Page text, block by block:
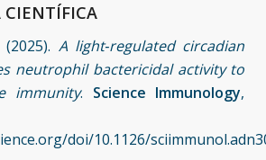
CIENTÍFICA
A light‑regulated circadian
neutrophil bactericidal activity to
immunity. Science Immunology,
doi/10.1126/